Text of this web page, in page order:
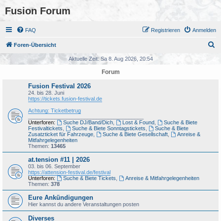
Fusion Forum
FAQ Anmelden
Registrieren
Foren-Übersicht
Aktuelle Zeit: Sa 8. Aug 2026, 20:54
Forum
Fusion Festival 2026
24. bis 28. Juni
https://tickets.fusion-festival.de
Achtung: Ticketbetrug
Unterforen:
Suche DJ/Band/Dich, Lost & Found,
Suche & Biete
Festivaltickets
Suche & Biete Sonntagstickets
Suche & Biete
Zusatzticket für Fahrzeuge
Suche & Biete Gesellschaft,
Anreise &
Mitfahrgelegenheiten
Themen: 13465
at.tension #11 | 2026
03. bis 06. September
https://attension-festival.de/festival
Unterforen:
Suche & Biete Tickets
Anreise & Mitfahrgelegenheiten
Themen: 378
Eure Ankündigungen
Hier kannst du andere Veranstaltungen posten
Diverses